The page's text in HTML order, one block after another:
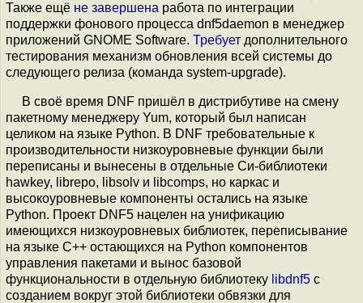
Также ещё не завершена работа по интеграции
поддержки фонового процесса dnf5daemon в менеджер
приложений GNOME Software. Требует дополнительного
тестирования механизм обновления всей системы до
следующего релиза (команда system-upgrade).
В своё время DNF пришёл в дистрибутиве на смену
пакетному менеджеру Yum, который был написан
целиком на языке Python. В DNF требовательные к
производительности низкоуровневые функции были
переписаны и вынесены в отдельные Си-библиотеки
hawkey, librepo, libsolv и libcomps, но каркас и
высокоуровневые компоненты остались на языке
Python. Проект DNF5 нацелен на унификацию
имеющихся низкоуровневых библиотек, переписывание
на языке С++ остающихся на Python компонентов
управления пакетами и вынос базовой
функциональности в отдельную библиотеку libdnf5 с
созданием вокруг этой библиотеки обвязки для